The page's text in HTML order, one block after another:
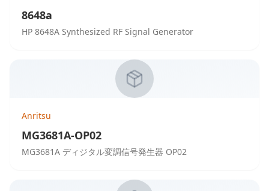
8648a
HP 8648A Synthesized RF Signal Generator
Anritsu
MG3681A-OP02
MG3681A ディジタル変調信号発生器 OP02